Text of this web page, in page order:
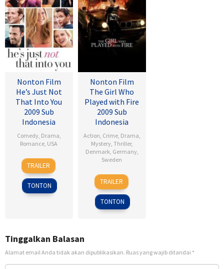
Nonton Film
He’s Just Not
That Into You
2009 Sub
Indonesia
Comedy, Drama,
Romance, USA
6
Feb
2009
Ken
Kwapis
TRAILER
TONTON
Nonton Film
The Girl Who
Played with Fire
2009 Sub
Indonesia
Action, Crime, Drama,
Mystery, Thriller,
Denmark, Germany,
Sweden
18
Sep
2009
Daniel
Alfredson
TRAILER
TONTON
Tinggalkan Balasan
Alamat email Anda tidak akan dipublikasikan. Ruas yang wajib ditandai *